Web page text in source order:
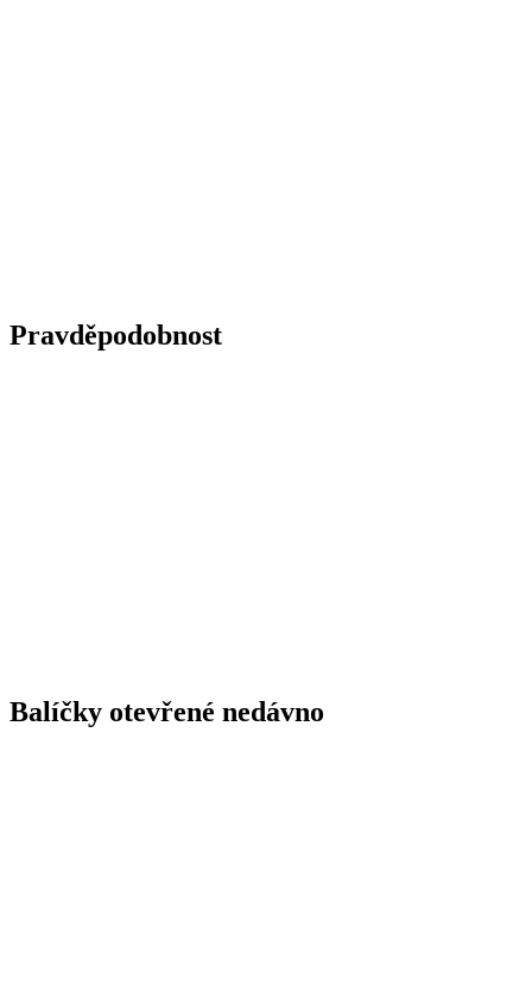
Pravděpodobnost
Balíčky otevřené nedávno